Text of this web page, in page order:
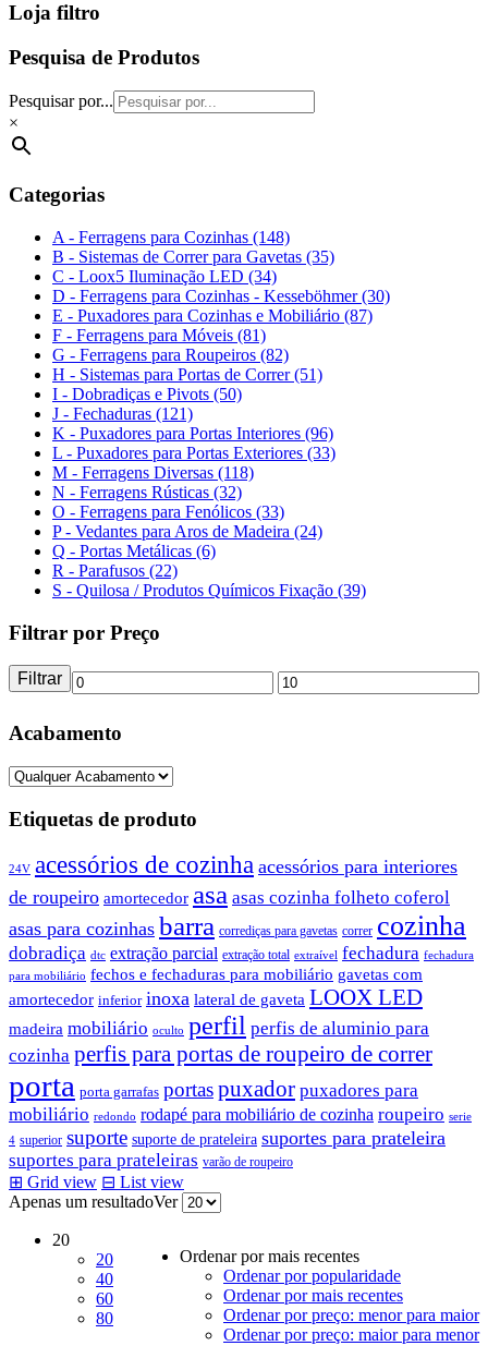
Loja filtro
Pesquisa de Produtos
Pesquisar por...
×
Categorias
A - Ferragens para Cozinhas (148)
B - Sistemas de Correr para Gavetas (35)
C - Loox5 Iluminação LED (34)
D - Ferragens para Cozinhas - Kesseböhmer (30)
E - Puxadores para Cozinhas e Mobiliário (87)
F - Ferragens para Móveis (81)
G - Ferragens para Roupeiros (82)
H - Sistemas para Portas de Correr (51)
I - Dobradiças e Pivots (50)
J - Fechaduras (121)
K - Puxadores para Portas Interiores (96)
L - Puxadores para Portas Exteriores (33)
M - Ferragens Diversas (118)
N - Ferragens Rústicas (32)
O - Ferragens para Fenólicos (33)
P - Vedantes para Aros de Madeira (24)
Q - Portas Metálicas (6)
R - Parafusos (22)
S - Quilosa / Produtos Químicos Fixação (39)
Filtrar por Preço
Preço Preço
Filtrar
Acabamento
Etiquetas de produto
24V acessórios de cozinha acessórios para interiores
de roupeiro amortecedor asa asas cozinha folheto coferol
asas para cozinhas barra corrediças para gavetas correr cozinha
dobradiça dtc extração parcial extração total extraível fechadura fechadura
para mobiliário fechos e fechaduras para mobiliário gavetas com
amortecedor inferior inoxa lateral de gaveta LOOX LED
madeira mobiliário oculto perfil perfis de aluminio para
cozinha perfis para portas de roupeiro de correr
porta porta garrafas portaspuxador puxadores para
mobiliário redondo rodapé para mobiliário de cozinha roupeiro serie
4 superior suporte suporte de prateleira suportes para prateleira
suportes para prateleiras varão de roupeiro
⊞ Grid view ⊟ List view
Apenas um resultado
Ordenar por mais recentes
Ordenar por popularidade
Ordenar por mais recentes
Ordenar por preço: menor para maior
Ordenar por preço: maior para menor
Ver
20
20
40
60
80